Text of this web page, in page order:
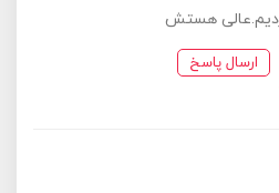
هستش
ارسال پاسخ